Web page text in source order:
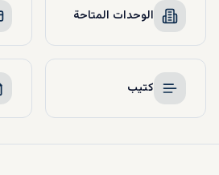
الوحدات المتاحة
كتيب